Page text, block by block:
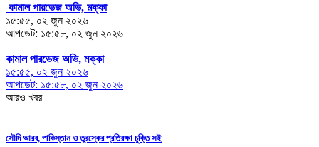
কামাল পারভেজ অভি, মক্কা
১৫:৫৫, ০২ জুন ২০২৬
আপডেট: ১৫:৫৮, ০২ জুন ২০২৬
কামাল পারভেজ অভি, মক্কা
১৫:৫৫, ০২ জুন ২০২৬
আপডেট: ১৫:৫৮, ০২ জুন ২০২৬
আরও খবর
সৌদি আরব, পাকিস্তান ও তুরস্কের প্রতিরক্ষা চুক্তি সই